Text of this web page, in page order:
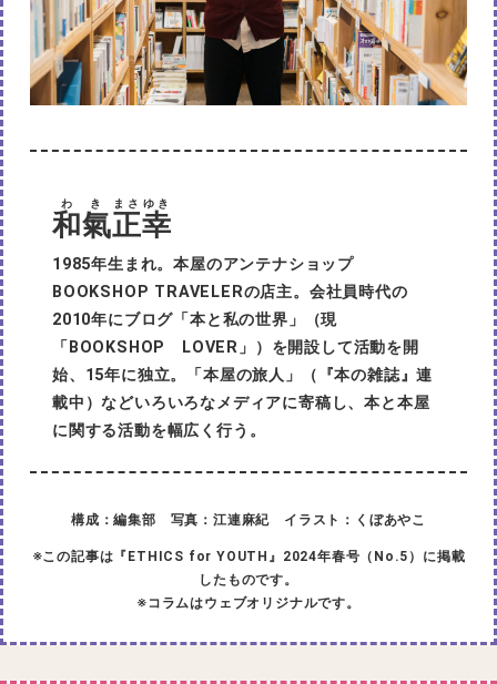
和氣
わき
正
まさ
幸
ゆき
1985年生まれ。本屋のアンテナショップ
BOOKSHOP TRAVELERの店主。会社員時代の
2010年にブログ「本と私の世界」（現
「BOOKSHOP LOVER」）を開設して活動を開
始、15年に独立。「本屋の旅人」（『本の雑誌』連
載中）などいろいろなメディアに寄稿し、本と本屋
に関する活動を幅広く行う。
構成：編集部 写真：江連麻紀 イラスト：くぼあやこ
※この記事は『ETHICS for YOUTH』2024年春号（No.5）に掲載
したものです。
※コラムはウェブオリジナルです。